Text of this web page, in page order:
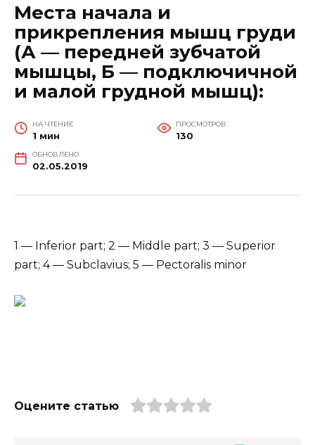
Места начала и
прикрепления мышц груди
(А — передней зубчатой
мышцы, Б — подключичной
и малой грудной мышц):
НА ЧТЕНИЕ
1 мин
ПРОСМОТРОВ
130
ОБНОВЛЕНО
02.05.2019
1 — Inferior part; 2 — Middle part; 3 — Superior
part; 4 — Subclavius; 5 — Pectoralis minor
Оцените статью